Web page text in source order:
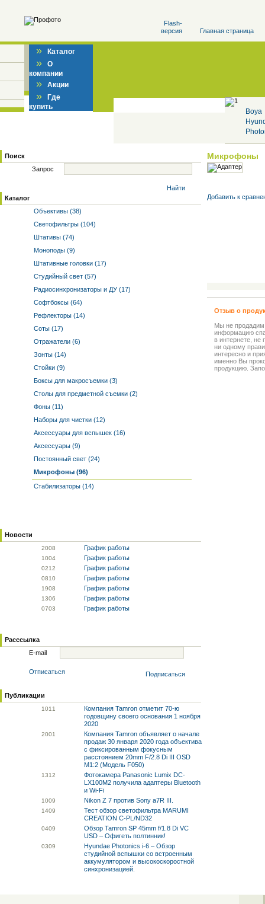
Flash-
версия
Главная страница
» Каталог
» О
компании
» Акции
» Где
купить
Boya
Поиск
Запрос
Найти
Каталог
Объективы (38)
Светофильтры (104)
Штативы (74)
Моноподы (9)
Штативные головки (17)
Студийный свет (57)
Радиосинхронизаторы и ДУ (17)
Софтбоксы (64)
Рефлекторы (14)
Соты (17)
Отражатели (6)
Зонты (14)
Стойки (9)
Боксы для макросъемки (3)
Столы для предметной съемки (2)
Фоны (11)
Наборы для чистки (12)
Аксессуары для вспышек (16)
Аксессуары (9)
Постоянный свет (24)
Микрофоны (96)
Стабилизаторы (14)
Новости
2008 График работы
1004 График работы
0212 График работы
0810 График работы
1908 График работы
1306 График работы
0703 График работы
Расссылка
E-mail
Отписаться Подписаться
Публикации
1011
Компания Tamron отметит 70-ю
годовщину своего основания 1 ноября
2020
2001
Компания Tamron объявляет о начале
продаж 30 января 2020 года объектива
с фиксированным фокусным
расстоянием 20mm F/2.8 Di III OSD
M1:2 (Модель F050)
1312
Фотокамера Panasonic Lumix DC-
LX100M2 получила адаптеры Bluetooth
и Wi-Fi
1009 Nikon Z 7 против Sony a7R III.
1409
Тест обзор светофильтра MARUMI
CREATION C-PL/ND32
0409
Обзор Tamron SP 45mm f/1.8 Di VC
USD – Офигеть полтинник!
0309
Hyundae Photonics i-6 – Обзор
студийной вспышки со встроенным
аккумулятором и высокоскоростной
синхронизацией.
Микрофоны
Добавить к
Отзыв о
Мы не
информацию
в интернете, не
ни одному
интересно и
именно Вы
продукцию.